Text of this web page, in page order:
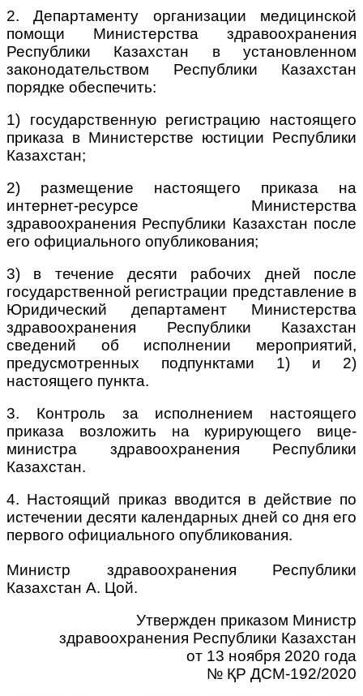
2. Департаменту организации медицинской
помощи Министерства здравоохранения
Республики Казахстан в установленном
законодательством Республики Казахстан
порядке обеспечить:
1) государственную регистрацию настоящего
приказа в Министерстве юстиции Республики
Казахстан;
2) размещение настоящего приказа на
интернет-ресурсе Министерства
здравоохранения Республики Казахстан после
его официального опубликования;
3) в течение десяти рабочих дней после
государственной регистрации представление в
Юридический департамент Министерства
здравоохранения Республики Казахстан
сведений об исполнении мероприятий,
предусмотренных подпунктами 1) и 2)
настоящего пункта.
3. Контроль за исполнением настоящего
приказа возложить на курирующего вице-
министра здравоохранения Республики
Казахстан.
4. Настоящий приказ вводится в действие по
истечении десяти календарных дней со дня его
первого официального опубликования.
Министр здравоохранения Республики
Казахстан А. Цой.
Утвержден приказом Министр
здравоохранения Республики Казахстан
от 13 ноября 2020 года
№ ҚР ДСМ-192/2020